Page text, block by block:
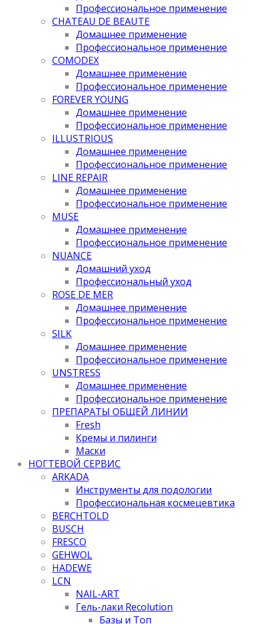
Профессиональное применение
CHATEAU DE BEAUTE
Домашнее применение
Профессиональное применение
COMODEX
Домашнее применение
Профессиональное применение
FOREVER YOUNG
Домашнее применение
Профессиональное применение
ILLUSTRIOUS
Домашнее применение
Профессиональное применение
LINE REPAIR
Домашнее применение
Профессиональное применение
MUSE
Домашнее применение
Профессиональное применение
NUANCE
Домашний уход
Профессиональный уход
ROSE DE MER
Домашнее применение
Профессиональное применение
SILK
Домашнее применение
Профессиональное применение
UNSTRESS
Домашнее применение
Профессиональное применение
ПРЕПАРАТЫ ОБЩЕЙ ЛИНИИ
Fresh
Кремы и пилинги
Маски
НОГТЕВОЙ СЕРВИС
ARKADA
Инструменты для подологии
Профессиональная космецевтика
BERCHTOLD
BUSCH
FRESCO
GEHWOL
HADEWE
LCN
NAIL-ART
Гель-лаки Recolution
Базы и Топ